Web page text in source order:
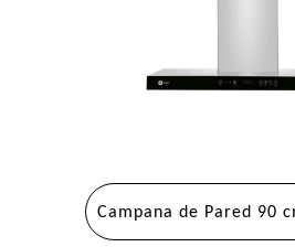
Campana de Pared 90